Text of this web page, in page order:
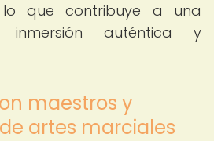
lo que contribuye a una
inmersión auténtica y
maestros y
artes marciales